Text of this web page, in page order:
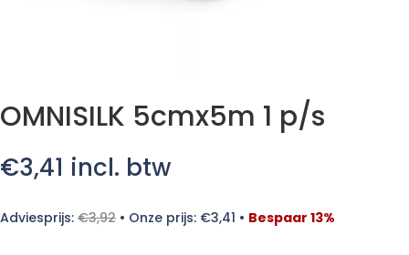
OMNISILK 5cmx5m 1 p/s
€3,41 incl. btw
Adviesprijs: €3,92 • Onze prijs: €3,41 • Bespaar 13%